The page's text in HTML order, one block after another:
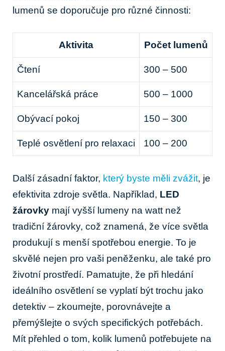
lumenů se doporučuje pro různé činnosti:
Aktivita Počet lumenů
Čtení 300 – 500
Kancelářská práce 500 – 1000
Obývací pokoj 150 – 300
Teplé osvětlení pro relaxaci 100 – 200
Další zásadní faktor, který byste měli zvážit, je
efektivita zdroje světla. Například, LED
žárovky mají vyšší lumeny na watt než
tradiční žárovky, což znamená, že více světla
produkují s menší spotřebou energie. To je
skvělé nejen pro vaši peněženku, ale také pro
životní prostředí. Pamatujte, že při hledání
ideálního osvětlení se vyplatí být trochu jako
detektiv – zkoumejte, porovnávejte a
přemýšlejte o svých specifických potřebách.
Mít přehled o tom, kolik lumenů potřebujete na